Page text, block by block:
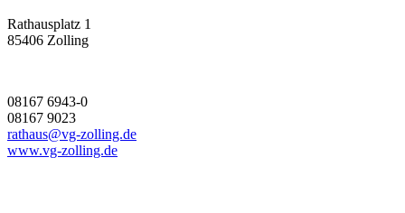
Rathausplatz 1
85406 Zolling
08167 6943-0
08167 9023
rathaus@vg-zolling.de
www.vg-zolling.de